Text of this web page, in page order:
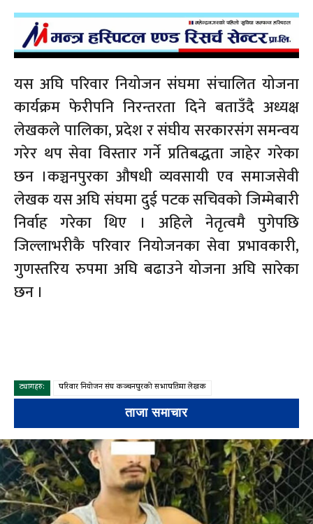
यस अघि परिवार नियोजन संघमा संचालित योजना
कार्यक्रम फेरीपनि निरन्तरता दिने बताउँदै अध्यक्ष
लेखकले पालिका, प्रदेश र संघीय सरकारसंग समन्वय
गरेर थप सेवा विस्तार गर्ने प्रतिबद्धता जाहेर गरेका
छन ।कञ्चनपुरका औषधी व्यवसायी एव समाजसेवी
लेखक यस अघि संघमा दुई पटक सचिवको जिम्मेबारी
निर्वाह गरेका थिए । अहिले नेतृत्वमै पुगेपछि
जिल्लाभरीकै परिवार नियोजनका सेवा प्रभावकारी,
गुणस्तरिय रुपमा अघि बढाउने योजना अघि सारेका
छन ।
ट्यागहरु: परिवार नियोजन संघ कञ्चनपुरको सभापतिमा लेखक
ताजा समाचार